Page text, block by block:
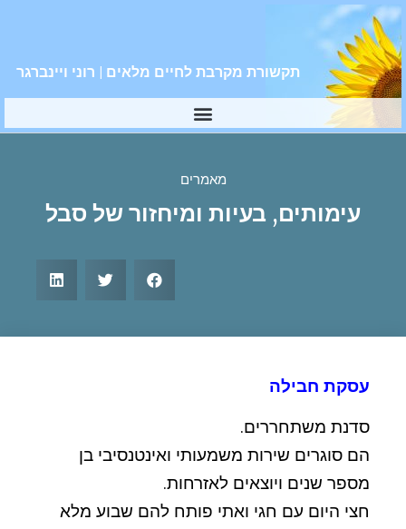
תקשורת מקרבת לחיים מלאים | רוני ויינברגר
מאמרים
עימותים, בעיות ומיחזור של סבל
עסקת חבילה
סדנת משתחררים.
הם סוגרים שירות משמעותי ואינטנסיבי בן
מספר שנים ויוצאים לאזרחות.
חצי היום עם חגי ואתי פותח להם שבוע מלא